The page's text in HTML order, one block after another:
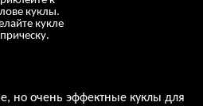
куклы.
кукле
прическу.
но очень эффектные куклы для